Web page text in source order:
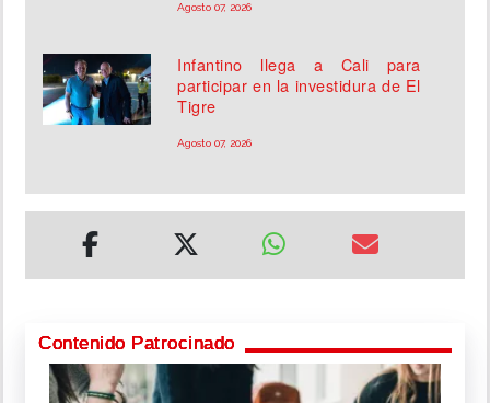
Agosto 07, 2026
Infantino llega a Cali para
participar en la investidura de El
Tigre
Agosto 07, 2026
Contenido Patrocinado